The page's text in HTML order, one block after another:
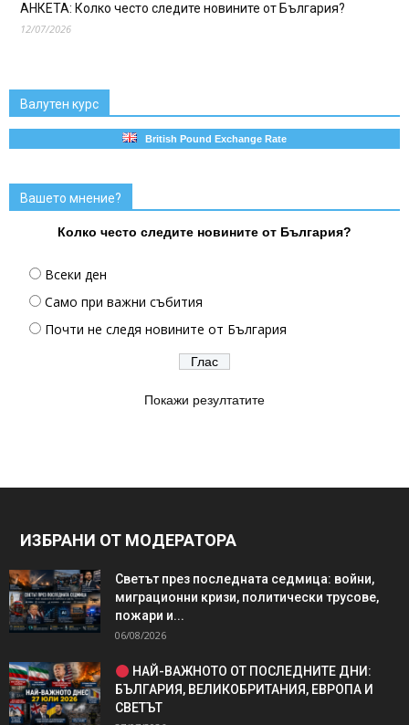
АНКЕТА: Колко често следите новините от България?
12/07/2026
Валутен курс
British Pound Exchange Rate
Вашето мнение?
Колко често следите новините от България?
Всеки ден
Само при важни събития
Почти не следя новините от България
Покажи резултатите
ИЗБРАНИ ОТ МОДЕРАТОРА
Светът през последната седмица: войни,
миграционни кризи, политически трусове,
пожари и...
06/08/2026
НАЙ-ВАЖНОТО ОТ ПОСЛЕДНИТЕ ДНИ:
БЪЛГАРИЯ, ВЕЛИКОБРИТАНИЯ, ЕВРОПА И
СВЕТЪТ